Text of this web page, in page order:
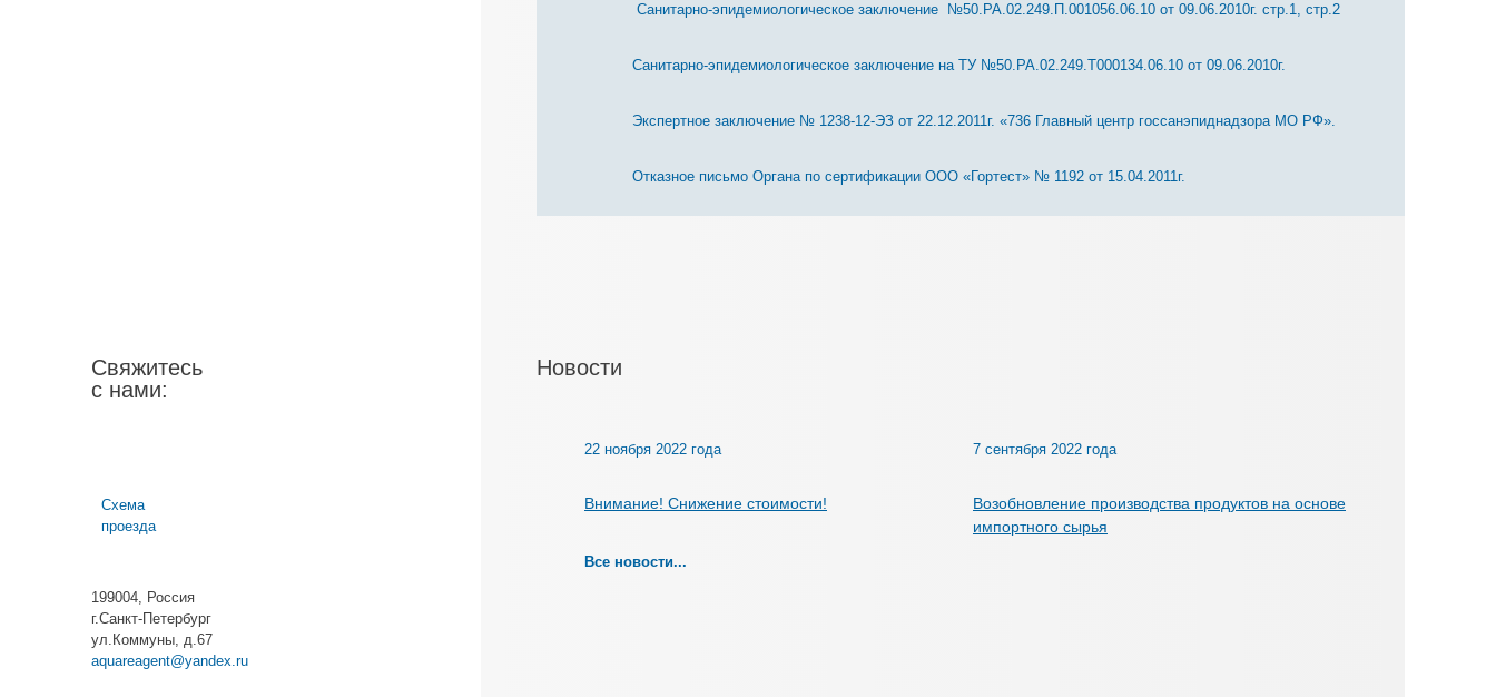
Санитарно-эпидемиологическое заключение №50.РА.02.249.П.001056.06.10 от 09.06.2010г. стр.1, стр.2
Санитарно-эпидемиологическое заключение на ТУ №50.РА.02.249.Т000134.06.10 от 09.06.2010г.
Экспертное заключение № 1238-12-ЭЗ от 22.12.2011г. «736 Главный центр госсанэпиднадзора МО РФ».
Отказное письмо Органа по сертификации ООО «Гортест» № 1192 от 15.04.2011г.
Свяжитесь
с нами:
Схема
проезда
199004, Россия
г.Санкт-Петербург
ул.Коммуны, д.67
aquareagent@yandex.ru
Новости
22 ноября 2022 года
Внимание! Снижение стоимости!
7 сентября 2022 года
Возобновление производства продуктов на основе
импортного сырья
Все новости...